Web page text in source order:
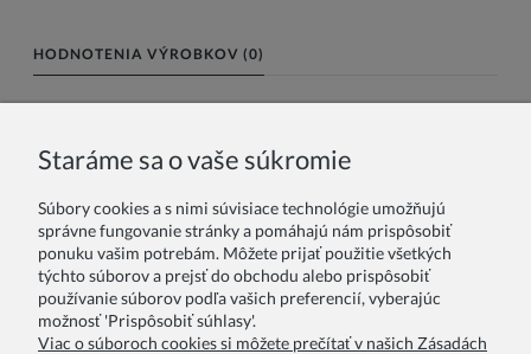
HODNOTENIA VÝROBKOV (0)
Vaše hodnotenie:
Staráme sa o vaše súkromie
Súbory cookies a s nimi súvisiace technológie umožňujú
správne fungovanie stránky a pomáhajú nám prispôsobiť
ponuku vašim potrebám. Môžete prijať použitie všetkých
týchto súborov a prejsť do obchodu alebo prispôsobiť
používanie súborov podľa vašich preferencií, vyberajúc
možnosť 'Prispôsobiť súhlasy'.
Viac o súboroch cookies si môžete prečítať v našich Zásadách